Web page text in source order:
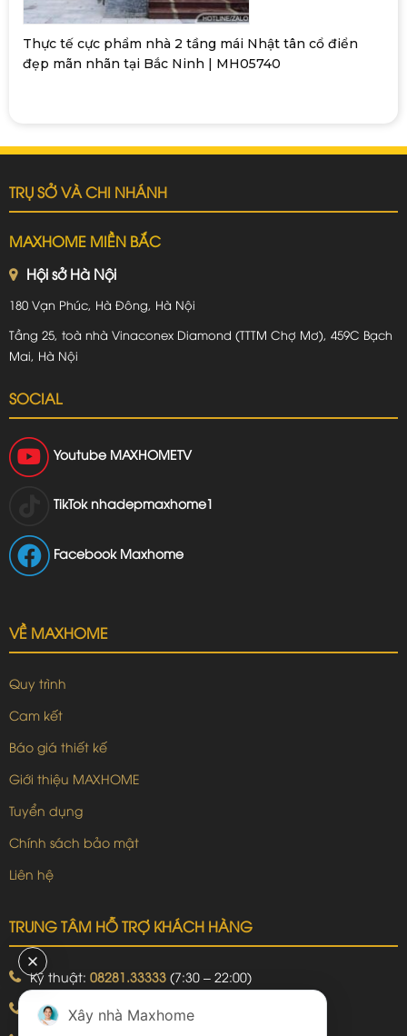
Thực tế cực phẩm nhà 2 tầng mái Nhật tân cổ điển
đẹp mãn nhãn tại Bắc Ninh | MH05740
TRỤ SỞ VÀ CHI NHÁNH
MAXHOME MIỀN BẮC
Hội sở Hà Nội
180 Vạn Phúc, Hà Đông, Hà Nội
Tầng 25, toà nhà Vinaconex Diamond (TTTM Chợ Mơ), 459C Bạch
Mai, Hà Nội
SOCIAL
Youtube MAXHOMETV
TikTok nhadepmaxhome1
Facebook Maxhome
VỀ MAXHOME
Quy trình
Cam kết
Báo giá thiết kế
Giới thiệu MAXHOME
Tuyển dụng
Chính sách bảo mật
Liên hệ
TRUNG TÂM HỖ TRỢ KHÁCH HÀNG
Kỹ thuật: 08281.33333 (7:30 – 22:00)
Khiếu nại:
09240.99999
Xây nhà Maxhome